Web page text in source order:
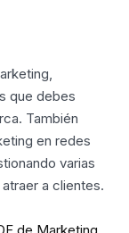
que debes
También
en redes
varias
a clientes.
de Marketing